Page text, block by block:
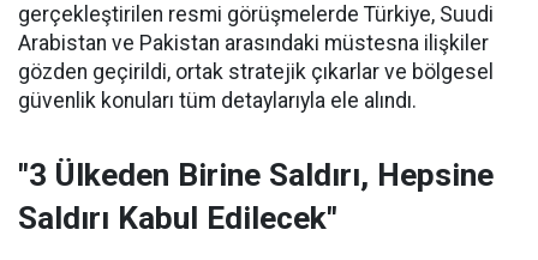
gerçekleştirilen resmi görüşmelerde Türkiye, Suudi
Arabistan ve Pakistan arasındaki müstesna ilişkiler
gözden geçirildi, ortak stratejik çıkarlar ve bölgesel
güvenlik konuları tüm detaylarıyla ele alındı.
"3 Ülkeden Birine Saldırı, Hepsine
Saldırı Kabul Edilecek"